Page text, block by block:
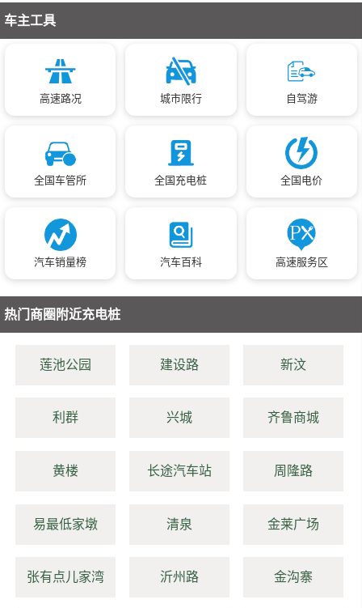
车主工具
高速路况 城市限行 自驾游
全国车管所 全国充电桩 全国电价
汽车销量榜 汽车百科 高速服务区
热门商圈附近充电桩
莲池公园 建设路 新汶
利群 兴城 齐鲁商城
黄楼 长途汽车站 周隆路
易最低家墩 清泉 金莱广场
张有点儿家湾 沂州路 金沟寨